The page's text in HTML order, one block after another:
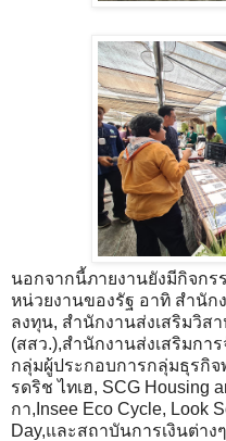
นอกจากนี้ภายงานยังมีกิจก
หน่วยงานของรัฐ อาทิ สำนัก
ลงทุน, สำนักงานส่งเสริมวิ
(สสว.),สำนักงานส่งเสริมก
กลุ่มผู้ประกอบการกลุ่มธุรกิจ
รดริช ไทเฮ, SCG Housing
กา,Insee Eco Cycle, Look
Day,และสถาบันการเงินต่า